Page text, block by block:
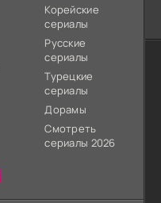
Корейские
сериалы
Русские
сериалы
Турецкие
сериалы
Дорамы
Смотреть
сериалы 2026